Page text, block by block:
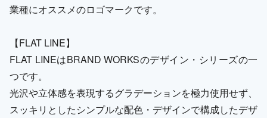
業種にオススメのロゴマークです。
【FLAT LINE】
FLAT LINEはBRAND WORKSのデザイン・シリーズの一
つです。
光沢や立体感を表現するグラデーションを極力使用せず、
スッキリとしたシンプルな配色・デザインで構成したデザ